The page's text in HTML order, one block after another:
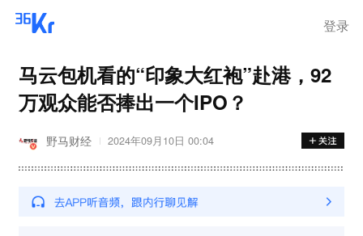
登录
马云包机看的“印象大红袍”赴港，92
万观众能否捧出一个IPO？
野马财经 2024年09月10日 00:04